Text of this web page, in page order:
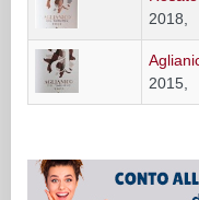
2018,
2015,